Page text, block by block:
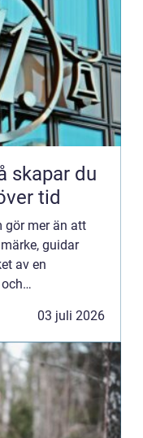
tid
gör mer än att
guidar
av en
03 juli 2026